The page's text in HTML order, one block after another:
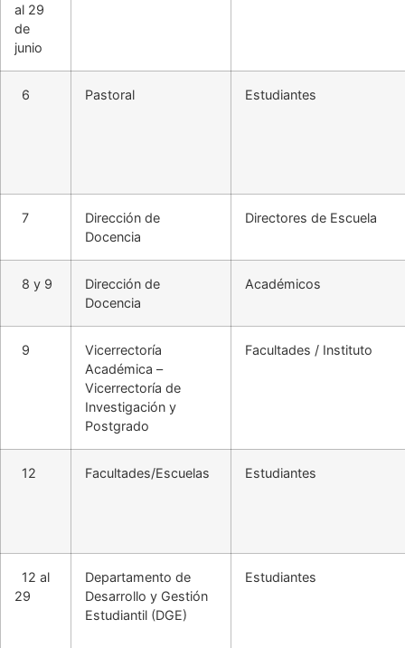
al 29
de
junio
6 Pastoral Estudiantes
7
Dirección de
Docencia
Directores de Escuela
8 y 9
Dirección de
Docencia
Académicos
9
Vicerrectoría
Académica –
Vicerrectoría de
Investigación y
Postgrado
Facultades / Instituto
12 Facultades/Escuelas Estudiantes
12 al
29
Departamento de
Desarrollo y Gestión
Estudiantil (DGE)
Estudiantes